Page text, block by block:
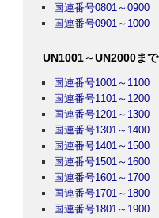
国連番号0801～0900
国連番号0901～1000
UN1001～UN2000まで
国連番号1001～1100
国連番号1101～1200
国連番号1201～1300
国連番号1301～1400
国連番号1401～1500
国連番号1501～1600
国連番号1601～1700
国連番号1701～1800
国連番号1801～1900